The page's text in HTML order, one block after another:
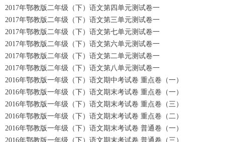
2017年鄂教版二年级（下）语文第四单元测试卷一
2017年鄂教版二年级（下）语文第三单元测试卷一
2017年鄂教版二年级（下）语文第七单元测试卷一
2017年鄂教版二年级（下）语文第六单元测试卷一
2017年鄂教版二年级（下）语文第二单元测试卷一
2017年鄂教版二年级（下）语文第八单元测试卷一
2016年鄂教版一年级（下）语文期中考试卷 重点卷（一）
2016年鄂教版一年级（下）语文期末考试卷 重点卷（一）
2016年鄂教版一年级（下）语文期末考试卷 重点卷（三）
2016年鄂教版一年级（下）语文期末考试卷 重点卷（二）
2016年鄂教版一年级（下）语文期末考试卷 普通卷（一）
2016年鄂教版一年级（下）语文期末考试卷 普通卷（三）